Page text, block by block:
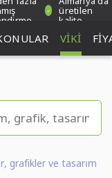
üretilen
kalite
VIKI
grafikler ve tasarım